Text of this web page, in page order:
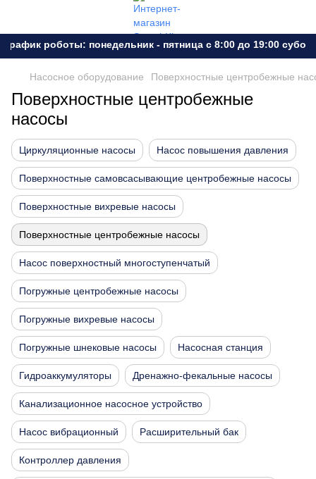
роботы: понедельник - пятница с 8:00 до 19:00 субота -
Насосное оборудование Поверхностные центробежные
Поверхностные центробежные
насосы
Циркуляционные насосы Насос повышения давления
Поверхностные самовсасывающие центробежные насосы
Поверхностные вихревые насосы
Поверхностные центробежные насосы
Насос поверхностный многоступенчатый
Погружные центробежные насосы
Погружные вихревые насосы
Погружные шнековые насосы Насосная станция
Гидроаккумуляторы Дренажно-фекальные насосы
Канализационное насосное устройство
Насос вибрационный Расширительный бак
Контроллер давления